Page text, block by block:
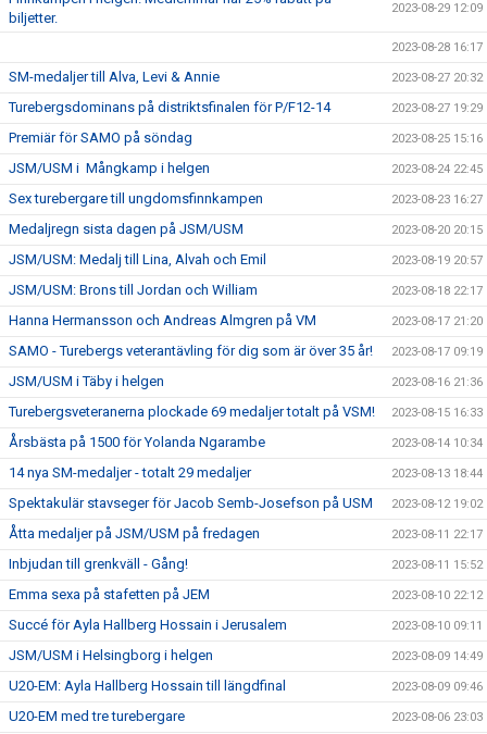
biljetter.
2023-08-29 12:09
2023-08-28 16:17
SM-medaljer till Alva, Levi & Annie 2023-08-27 20:32
Turebergsdominans på distriktsfinalen för P/F12-14 2023-08-27 19:29
Premiär för SAMO på söndag 2023-08-25 15:16
JSM/USM i Mångkamp i helgen 2023-08-24 22:45
Sex turebergare till ungdomsfinnkampen 2023-08-23 16:27
Medaljregn sista dagen på JSM/USM 2023-08-20 20:15
JSM/USM: Medalj till Lina, Alvah och Emil 2023-08-19 20:57
JSM/USM: Brons till Jordan och William 2023-08-18 22:17
Hanna Hermansson och Andreas Almgren på VM 2023-08-17 21:20
SAMO - Turebergs veterantävling för dig som är över 35 år! 2023-08-17 09:19
JSM/USM i Täby i helgen 2023-08-16 21:36
Turebergsveteranerna plockade 69 medaljer totalt på VSM! 2023-08-15 16:33
Årsbästa på 1500 för Yolanda Ngarambe 2023-08-14 10:34
14 nya SM-medaljer - totalt 29 medaljer 2023-08-13 18:44
Spektakulär stavseger för Jacob Semb-Josefson på USM 2023-08-12 19:02
Åtta medaljer på JSM/USM på fredagen 2023-08-11 22:17
Inbjudan till grenkväll - Gång! 2023-08-11 15:52
Emma sexa på stafetten på JEM 2023-08-10 22:12
Succé för Ayla Hallberg Hossain i Jerusalem 2023-08-10 09:11
JSM/USM i Helsingborg i helgen 2023-08-09 14:49
U20-EM: Ayla Hallberg Hossain till längdfinal 2023-08-09 09:46
U20-EM med tre turebergare 2023-08-06 23:03